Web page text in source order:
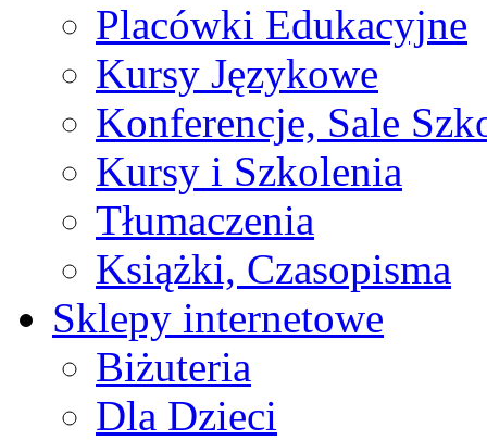
Placówki Edukacyjne
Kursy Językowe
Konferencje, Sale
Kursy i Szkolenia
Tłumaczenia
Książki, Czasopisma
Sklepy internetowe
Biżuteria
Dla Dzieci